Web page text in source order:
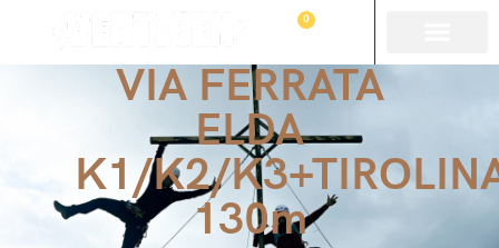
0
VIA FERRATA
ELDA
K1/K2/
130m